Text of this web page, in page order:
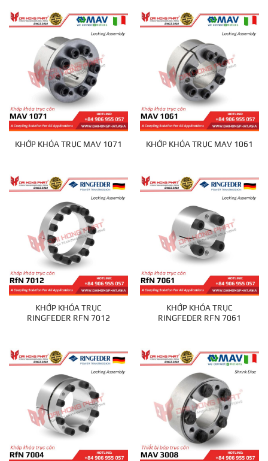
KHỚP KHÓA TRỤC MAV 1071 KHỚP KHÓA TRỤC MAV 1061
KHỚP KHÓA TRỤC
RINGFEDER RFN 7012
KHỚP KHÓA TRỤC
RINGFEDER RFN 7061